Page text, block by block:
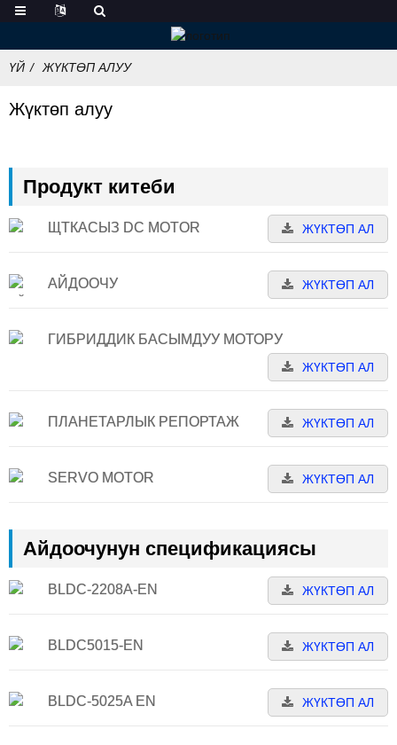
ҮЙ ЖҮКТӨП АЛУУ
Жүктөп алуу
Продукт китеби
ЩТКАСЫЗ DC MOTOR ЖҮКТӨП АЛ
АЙДООЧУ ЖҮКТӨП АЛ
ГИБРИДДИК БАСЫМДУУ МОТОРУ
ЖҮКТӨП АЛ
ПЛАНЕТАРЛЫК РЕПОРТАЖ ЖҮКТӨП АЛ
SERVO MOTOR ЖҮКТӨП АЛ
Айдоочунун спецификациясы
BLDC-2208A-EN ЖҮКТӨП АЛ
BLDC5015-EN ЖҮКТӨП АЛ
BLDC-5025A EN ЖҮКТӨП АЛ